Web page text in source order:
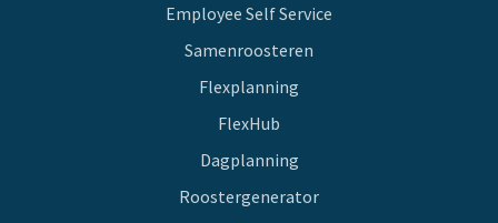
Employee Self Service
Samenroosteren
Flexplanning
FlexHub
Dagplanning
Roostergenerator